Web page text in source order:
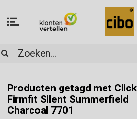
Producten getagd met Click
Firmfit Silent Summerfield
Charcoal 7701